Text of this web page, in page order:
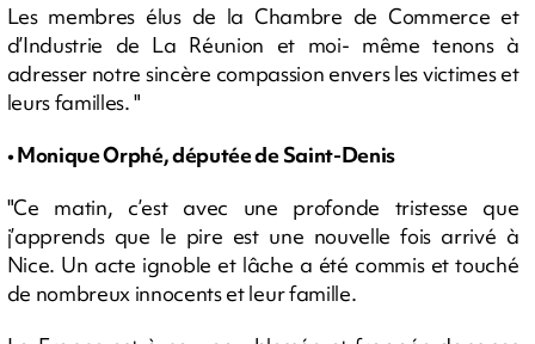
Les membres élus de la Chambre de Commerce et
d’Industrie de La Réunion et moi- même tenons à
adresser notre sincère compassion envers les victimes et
leurs familles. "
• Monique Orphé, députée de Saint-Denis
"Ce matin, c’est avec une profonde tristesse que
j’apprends que le pire est une nouvelle fois arrivé à
Nice. Un acte ignoble et lâche a été commis et touché
de nombreux innocents et leur famille.